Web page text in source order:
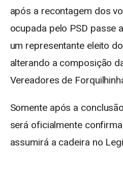
após a recontagem dos
ocupada pelo PSD passe
um representante eleito
alterando a composição
Vereadores de
Somente após a
será oficialmente
assumirá a cadeira no